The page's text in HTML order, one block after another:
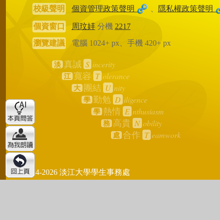
校級聲明 個資管理政策聲明 隱私權政策聲明
個資窗口 周玟妦分機 2217
瀏覽建議
電腦 1024+ px、手機 420+ px
淡 真誠 S incerity
江 寬容 T olerance
大 團結 U nity
學 勤勉 D iligence
學 熱情 E nthusiasm
務 高貴 N obility
處 合作 T eamwork
2024-2026 淡江大學學生事務處